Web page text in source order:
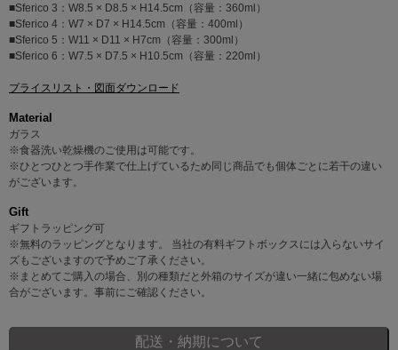
■Sferico 3：W8.5 × D8.5 × H14.5cm（容量：360ml）
■Sferico 4：W7 × D7 × H14.5cm（容量：400ml）
■Sferico 5：W11 × D11 × H7cm（容量：300ml）
■Sferico 6：W7.5 × D7.5 × H10.5cm（容量：220ml）
プライスリスト・図面ダウンロード
Material
ガラス
※食器洗い乾燥機のご使用は可能です。
※ひとつひとつ手作業で仕上げているため同じ商品でも個体ごとに若干の違い
がございます。
Gift
ギフトラッピング可
※無料のラッピングとなります。 当社の有料ギフトボックスには入らないサイ
ズもございますので予めご了承ください。
※まとめてご購入の場合、別の種類だと外箱のサイズが違い一緒に包めない場
合がございます。事前にご確認ください。